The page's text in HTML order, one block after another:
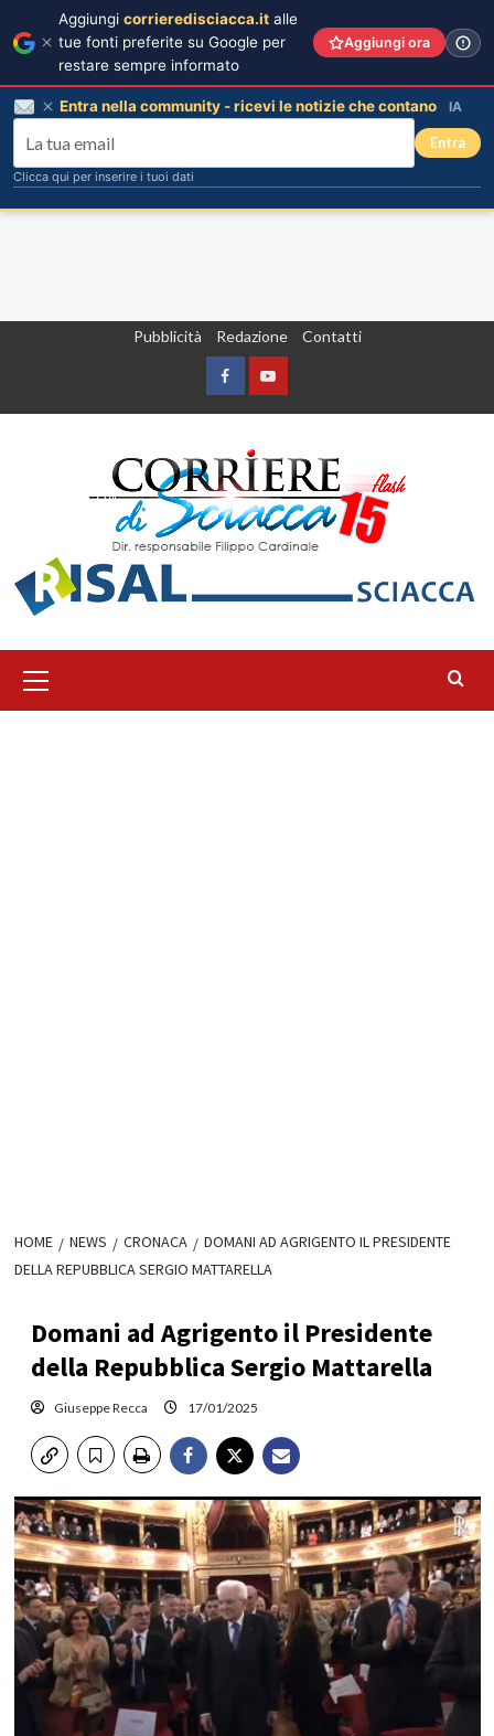
Pubblicità Redazione Contatti
FacebookYountube
principale
HOME NEWS CRONACA
DOMANI AD AGRIGENTO IL PRESIDENTE
DELLA REPUBBLICA SERGIO MATTARELLA
Domani ad Agrigento il Presidente
della Repubblica Sergio Mattarella
Giuseppe Recca 17/01/2025
Aggiungi corrieredisciacca.it alle
tue fonti preferite su Google per
restare sempre informato
Aggiungi ora
Entra nella community - ricevi le notizie che contano IA
Entra
Clicca qui per inserire i tuoi dati